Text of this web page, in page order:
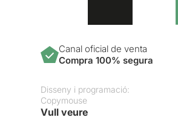
Canal oficial de venta
Compra 100% segura
Disseny i programació:
Copymouse
Vull veure